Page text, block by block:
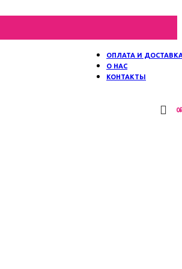
ОПЛАТА И
О НАС
КОНТАКТЫ
0